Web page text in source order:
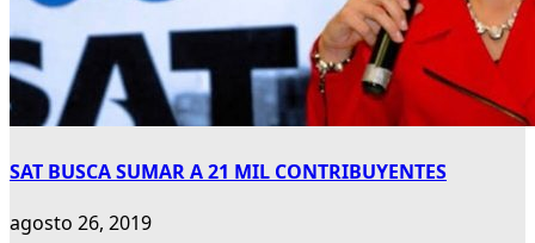
SAT BUSCA SUMAR A 21 MIL CONTRIBUYENTES
agosto 26, 2019